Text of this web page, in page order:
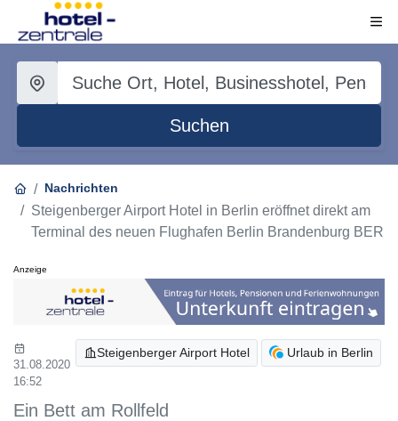
Suchen
Nachrichten
Steigenberger Airport Hotel in Berlin eröffnet direkt am
Terminal des neuen Flughafen Berlin Brandenburg BER
Anzeige
Steigenberger Airport Hotel Urlaub in Berlin
31.08.2020
16:52
Ein Bett am Rollfeld